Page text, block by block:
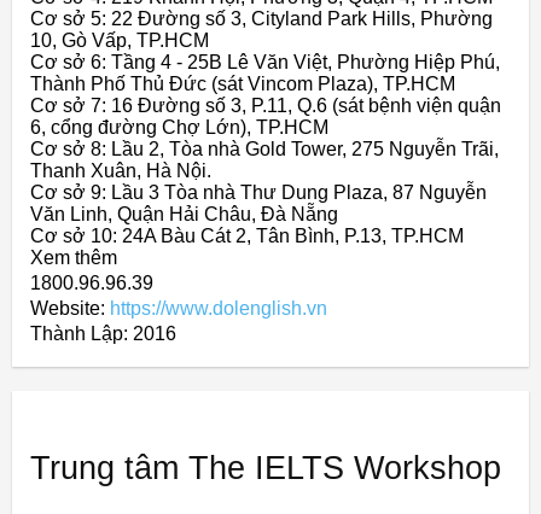
Cơ sở 5: 22 Đường số 3, Cityland Park Hills, Phường
10, Gò Vấp, TP.HCM
Cơ sở 6: Tầng 4 - 25B Lê Văn Việt, Phường Hiệp Phú,
Thành Phố Thủ Đức (sát Vincom Plaza), TP.HCM
Cơ sở 7: 16 Đường số 3, P.11, Q.6 (sát bệnh viện quận
6, cổng đường Chợ Lớn), TP.HCM
Cơ sở 8: Lầu 2, Tòa nhà Gold Tower, 275 Nguyễn Trãi,
Thanh Xuân, Hà Nội.
Cơ sở 9: Lầu 3 Tòa nhà Thư Dung Plaza, 87 Nguyễn
Văn Linh, Quận Hải Châu, Đà Nẵng
Cơ sở 10: 24A Bàu Cát 2, Tân Bình, P.13, TP.HCM
Xem thêm
1800.96.96.39
Website: https://www.dolenglish.vn
Thành Lập: 2016
Trung tâm The IELTS Workshop